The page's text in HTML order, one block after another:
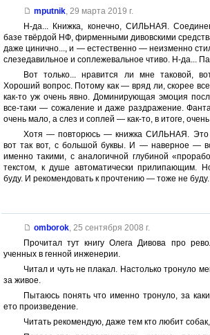
mputnik, 29 марта 2019 г.
Н-да... Книжка, конечно, СИЛЬНАЯ.
базе твёрдой НФ, фирменными дивовскими
даже цинично..., и — естественно — неизменно
слезедавильное и соплежевальное чтиво. Н-да...
Вот только... нравится ли мне таковой,
Хороший вопрос. Потому как — вряд ли, скорее
как-то уж очень явно. Доминирующая эмоция
все-таки — сожаление и даже раздражение.
очень мало, а слез и соплей — как-то, в итоге,
Хотя — повторюсь — книжка СИЛЬНАЯ. Это
вот так вот, с большой буквы. И — наверное —
именно такими, с аналогичной глубиной
текстом, к душе автоматически прилипающим.
буду. И рекомендовать к прочтению — тоже не
omborok, 25 сентября 2008 г.
Прочитал тут книгу Олега Дивова про
ученных в генной инженерии.
Читал и чуть не плакал. Настолько тронуло
за живое.
Пытаюсь понять что именно тронуло, за
ето произведение.
Читать рекомендую, даже тем кто любит